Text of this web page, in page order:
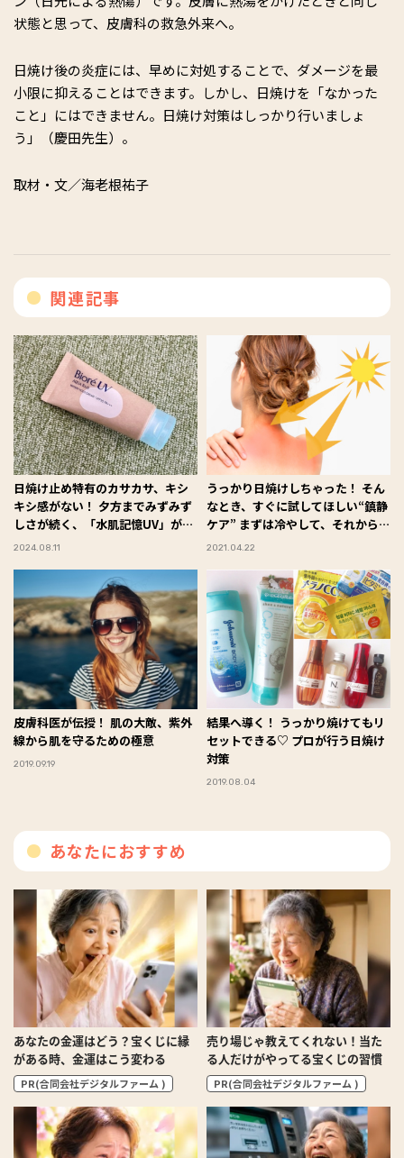
状態と思って、皮膚科の救急外来へ。
日焼け後の炎症には、早めに対処することで、ダメージを最
小限に抑えることはできます。しかし、日焼けを「なかった
こと」にはできません。日焼け対策はしっかり行いましょ
う」（慶田先生）。
取材・文／海老根祐子
関連記事
日焼け止め特有のカサカサ、キシ
キシ感がない！ 夕方までみずみず
しさが続く、「水肌記憶UV」がイ
チオシ #Omezaトーク
2024.08.11
うっかり日焼けしちゃった！ そん
なとき、すぐに試してほしい“鎮静
ケア” まずは冷やして、それからど
うする？
2021.04.22
皮膚科医が伝授！ 肌の大敵、紫外
線から肌を守るための極意
2019.09.19
結果へ導く！ うっかり焼けてもリ
セットできる♡ プロが行う日焼け
対策
2019.08.04
あなたにおすすめ
あなたの金運はどう？宝くじに縁
がある時、金運はこう変わる
PR(合同会社デジタルファーム )
売り場じゃ教えてくれない！当た
る人だけがやってる宝くじの習慣
PR(合同会社デジタルファーム )